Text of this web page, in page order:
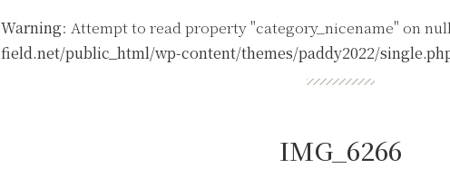
Warning: Attempt to read property "category_nicename" on
field.net/public_html/wp-content/themes/paddy2022/
IMG_6266